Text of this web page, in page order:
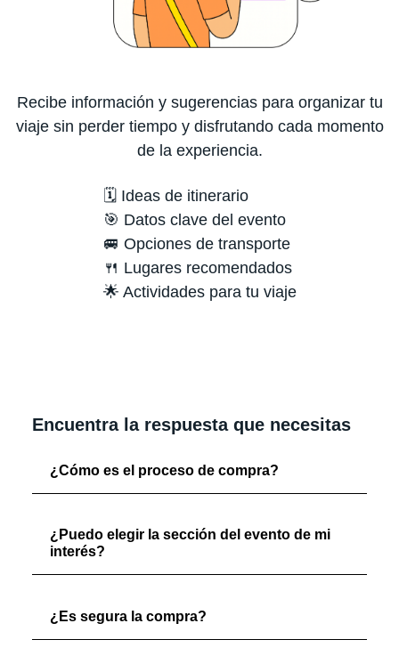
Recibe información y sugerencias para organizar tu
viaje sin perder tiempo y disfrutando cada momento
de la experiencia.
🗓️ Ideas de itinerario
🎯 Datos clave del evento
🚐 Opciones de transporte
🍴 Lugares recomendados
🌟 Actividades para tu viaje
Encuentra la respuesta que necesitas
¿Cómo es el proceso de compra?
¿Puedo elegir la sección del evento de mi
interés?
¿Es segura la compra?